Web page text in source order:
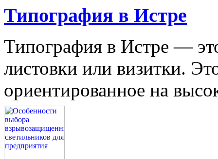
Типография в Истре
Типография в Истре —
листовки или визитки.
ориентированное на